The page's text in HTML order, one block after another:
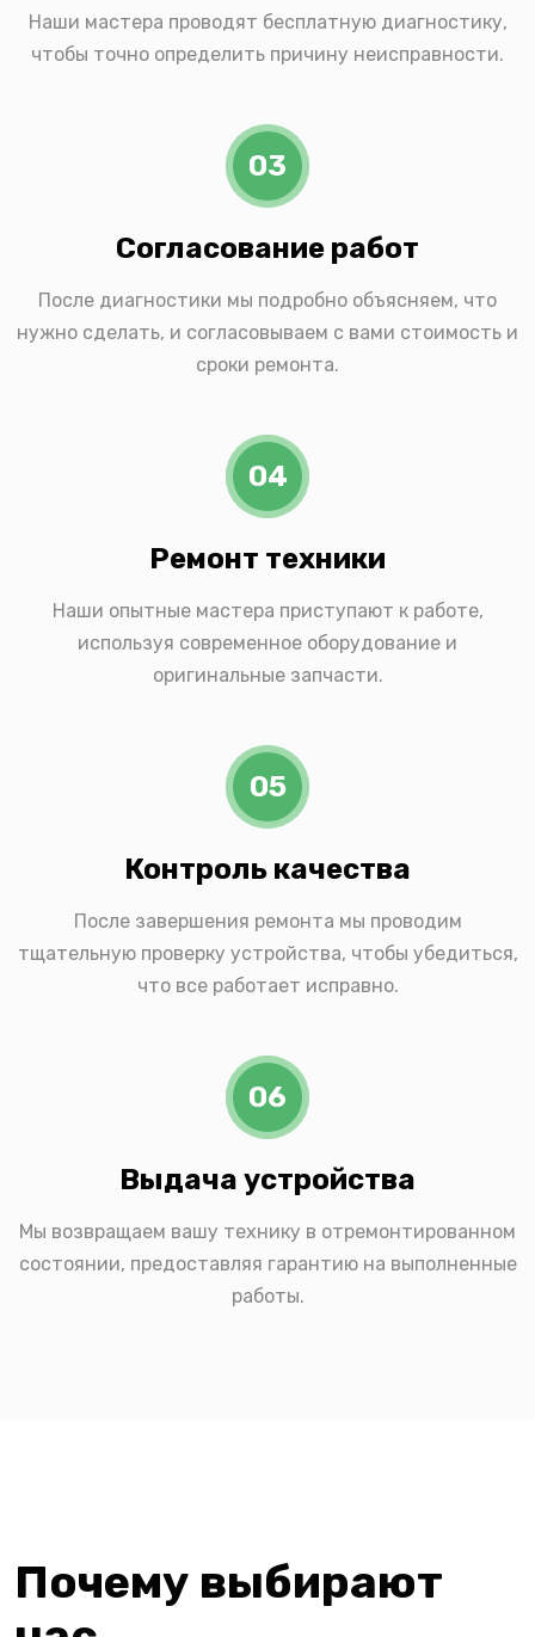
Наши мастера проводят бесплатную диагностику,
чтобы точно определить причину неисправности.
03
Согласование работ
После диагностики мы подробно объясняем, что
нужно сделать, и согласовываем с вами стоимость и
сроки ремонта.
04
Ремонт техники
Наши опытные мастера приступают к работе,
используя современное оборудование и
оригинальные запчасти.
05
Контроль качества
После завершения ремонта мы проводим
тщательную проверку устройства, чтобы убедиться,
что все работает исправно.
06
Выдача устройства
Мы возвращаем вашу технику в отремонтированном
состоянии, предоставляя гарантию на выполненные
работы.
Почему выбирают